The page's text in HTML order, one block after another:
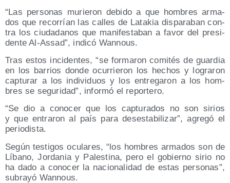
“Las per­so­nas murie­ron debi­do a que hom­bres arma­
dos que reco­rrían las calles de Lata­kia dis­pa­ra­ban con­
tra los ciu­da­da­nos que mani­fes­ta­ban a favor del pre­si­
den­te Al-Assad”, indi­có Wannous.
Tras estos inci­den­tes, “se for­ma­ron comi­tés de guar­dia
en los barrios don­de ocu­rrie­ron los hechos y logra­ron
cap­tu­rar a los indi­vi­duos y los entre­ga­ron a los hom­
bres se segu­ri­dad”, infor­mó el reportero.
“Se dio a cono­cer que los cap­tu­ra­dos no son sirios
y que entra­ron al país para des­es­ta­bi­li­zar”, agre­gó el
periodista.
Según tes­ti­gos ocu­la­res, “los hom­bres arma­dos son de
Líbano, Jor­da­nia y Pales­ti­na, pero el gobierno sirio no
ha dado a cono­cer la nacio­na­li­dad de estas per­so­nas”,
sub­ra­yó Wannous.